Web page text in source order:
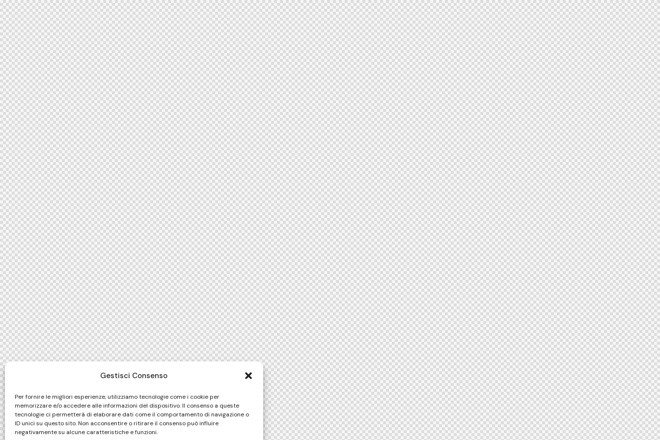
Gestisci Consenso
Per fornire le migliori esperienze, utilizziamo tecnologie come i cookie per
memorizzare e/o accedere alle informazioni del dispositivo. Il consenso a queste
tecnologie ci permetterà di elaborare dati come il comportamento di navigazione o
ID unici su questo sito. Non acconsentire o ritirare il consenso può influire
negativamente su alcune caratteristiche e funzioni.